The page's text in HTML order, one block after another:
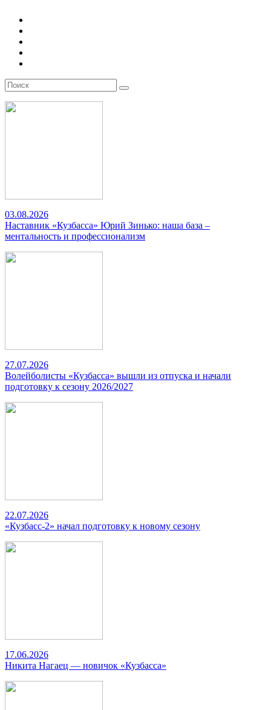
03.08.2026
Наставник «Кузбасса» Юрий Зинько: наша база –
ментальность и профессионализм
27.07.2026
Волейболисты «Кузбасса» вышли из отпуска и начали
подготовку к сезону 2026/2027
22.07.2026
«Кузбасс-2» начал подготовку к новому сезону
17.06.2026
Никита Нагаец — новичок «Кузбасса»